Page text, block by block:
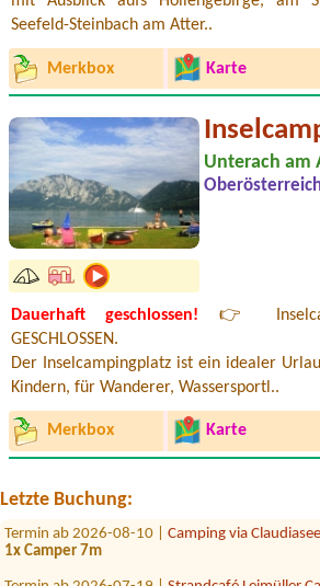
Seefeld-Steinbach am Atter..
Merkbox Karte
Unterach am
Dauerhaft geschlossen! 👉
GESCHLOSSEN.
Der Inselcampingplatz ist ein idealer
Kindern, für Wanderer, Wassersportl..
Merkbox Karte
Letzte Buchung:
Termin ab 2026-08-10 |Strandcafé Leimüller
1 PKW mit Dachzelt, 2 Personen
Termin ab 2026-08-15 |
Camping Hiasenhof
1xzeltplatz und wagen
Bungalow, 2 adults, 2 children
Termin ab 2026-08-10 | Camping via Claudiasee
1x Camper 7m